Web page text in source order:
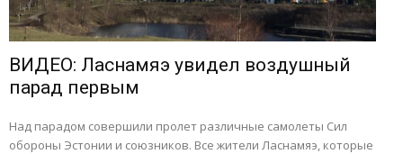
ВИДЕО: Ласнамяэ увидел воздушный
парад первым
Над парадом совершили пролет различные самолеты Сил
обороны Эстонии и союзников. Все жители Ласнамяэ, которые